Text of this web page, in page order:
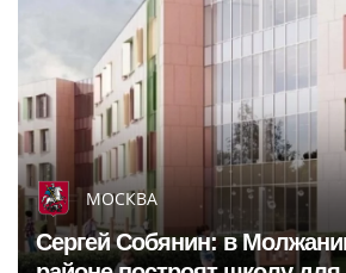
МОСКВА
Сергей Собянин: в